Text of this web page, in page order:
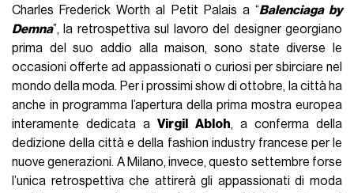
Charles Frederick Worth al Petit Palais a “Balenciaga by
Demna”, la retrospettiva sul lavoro del designer georgiano
prima del suo addio alla maison, sono state diverse le
occasioni offerte ad appassionati o curiosi per sbirciare nel
mondo della moda. Per i prossimi show di ottobre, la città ha
anche in programma l’apertura della prima mostra europea
interamente dedicata aVirgil Abloh, a conferma della
dedizione della città e della fashion industry francese per le
nuove generazioni. A Milano, invece, questo settembre forse
l’unica retrospettiva che attirerà gli appassionati di moda